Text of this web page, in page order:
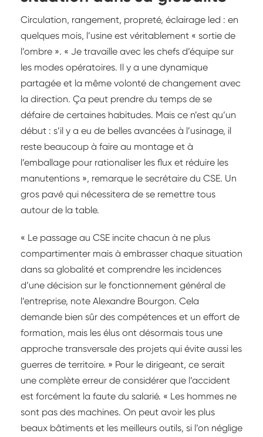
Circulation, rangement, propreté, éclairage led : en
quelques mois, l’usine est véritablement « sortie de
l’ombre ». « Je travaille avec les chefs d’équipe sur
les modes opératoires. Il y a une dynamique
partagée et la même volonté de changement avec
la direction. Ça peut prendre du temps de se
défaire de certaines habitudes. Mais ce n’est qu’un
début : s’il y a eu de belles avancées à l’usinage, il
reste beaucoup à faire au montage et à
l’emballage pour rationaliser les flux et réduire les
manutentions », remarque le secrétaire du CSE. Un
gros pavé qui nécessitera de se remettre tous
autour de la table.
« Le passage au CSE incite chacun à ne plus
compartimenter mais à embrasser chaque situation
dans sa globalité et comprendre les incidences
d’une décision sur le fonctionnement général de
l’entreprise, note Alexandre Bourgon. Cela
demande bien sûr des compétences et un effort de
formation, mais les élus ont désormais tous une
approche transversale des projets qui évite aussi les
guerres de territoire. » Pour le dirigeant, ce serait
une complète erreur de considérer que l’accident
est forcément la faute du salarié. « Les hommes ne
sont pas des machines. On peut avoir les plus
beaux bâtiments et les meilleurs outils, si l’on néglige